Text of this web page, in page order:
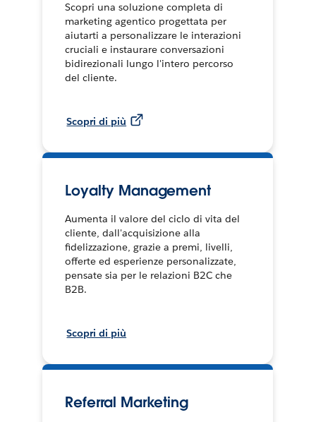
Scopri una soluzione completa di
marketing agentico progettata per
aiutarti a personalizzare le interazioni
cruciali e instaurare conversazioni
bidirezionali lungo l'intero percorso
del cliente.
Scopri di più
Loyalty Management
Aumenta il valore del ciclo di vita del
cliente, dall'acquisizione alla
fidelizzazione, grazie a premi, livelli,
offerte ed esperienze personalizzate,
pensate sia per le relazioni B2C che
B2B.
Scopri di più
Referral Marketing